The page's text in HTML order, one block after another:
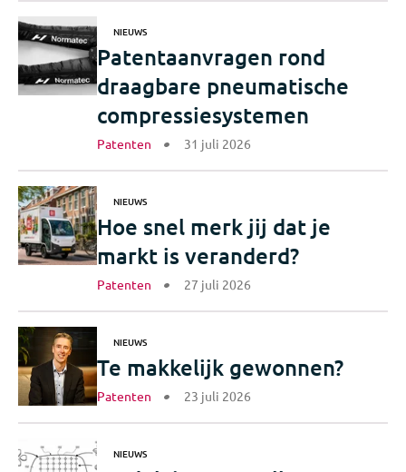
NIEUWS
Patentaanvragen rond
draagbare pneumatische
compressiesystemen
Patenten 31 juli 2026
NIEUWS
Hoe snel merk jij dat je
markt is veranderd?
Patenten 27 juli 2026
NIEUWS
Te makkelijk gewonnen?
Patenten 23 juli 2026
NIEUWS